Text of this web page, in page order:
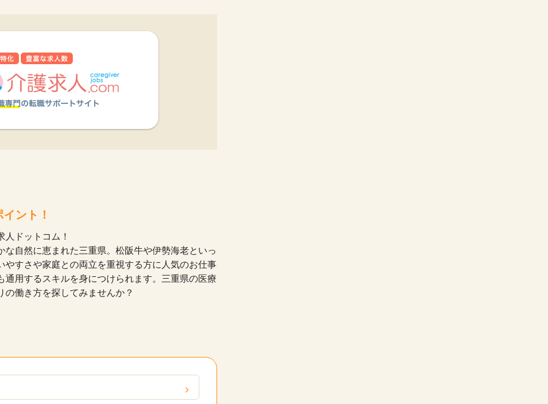
ント！
ドットコム！
自然に恵まれた三重県。松阪牛や伊勢海老といっ
すさや家庭との両立を重視する方に人気のお仕事
用するスキルを身につけられます。三重県の医療
働き方を探してみませんか？